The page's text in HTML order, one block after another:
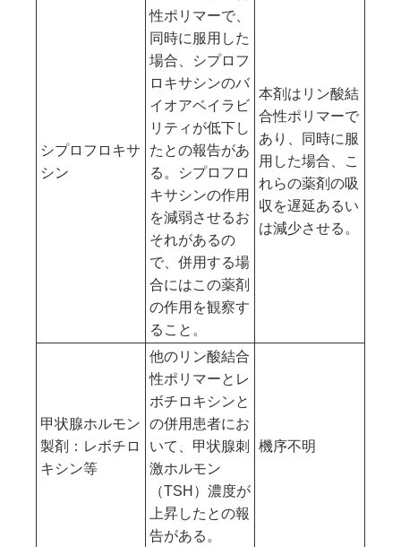
シプロフロキサ
シン
性ポリマーで、
同時に服用した
場合、シプロフ
ロキサシンのバ
イオアベイラビ
リティが低下し
たとの報告があ
る。シプロフロ
キサシンの作用
を減弱させるお
それがあるの
で、併用する場
合にはこの薬剤
の作用を観察す
ること。
本剤はリン酸結
合性ポリマーで
あり、同時に服
用した場合、こ
れらの薬剤の吸
収を遅延あるい
は減少させる。
甲状腺ホルモン
製剤：レボチロ
キシン等
他のリン酸結合
性ポリマーとレ
ボチロキシンと
の併用患者にお
いて、甲状腺刺
激ホルモン
（TSH）濃度が
上昇したとの報
告がある。
機序不明